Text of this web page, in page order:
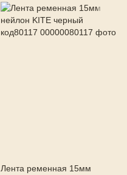
Лента ременная 15мм